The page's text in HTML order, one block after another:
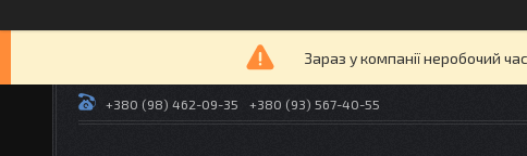
Зараз у компанії неробочий
+380 (98) 462-09-35 +380 (93) 567-40-55